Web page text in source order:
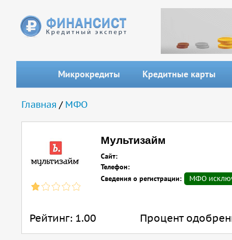
Микрокредиты Кредитные карты
Вы здесь
Главная / МФО
Мультизайм
Сайт:
Телефон:
Сведения о регистрации:
МФО
Рейтинг: 1.00 Процент